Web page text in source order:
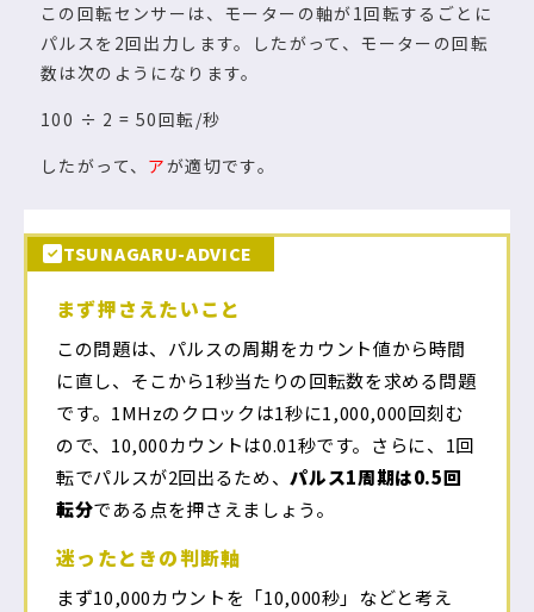
この回転センサーは、モーターの軸が1回転するごとに
パルスを2回出力します。したがって、モーターの回転
数は次のようになります。
100 ÷ 2 = 50回転/秒
したがって、 アが適切です。
TSUNAGARU-ADVICE
まず押さえたいこと
この問題は、パルスの周期をカウント値から時間
に直し、そこから1秒当たりの回転数を求める問題
です。1MHzのクロックは1秒に1,000,000回刻む
ので、10,000カウントは0.01秒です。さらに、1回
転でパルスが2回出るため、パルス1周期は0.5回
転分である点を押さえましょう。
迷ったときの判断軸
まず10,000カウントを「10,000秒」などと考え